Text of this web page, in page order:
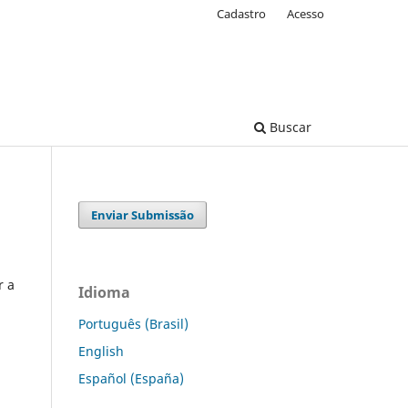
Buscar
Cadastro Acesso
a
Enviar Submissão
Idioma
Português (Brasil)
English
Español (España)